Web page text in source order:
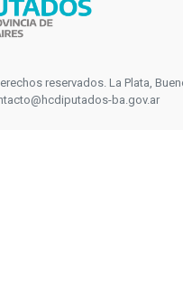
reservados. La Plata,
ba.gov.ar